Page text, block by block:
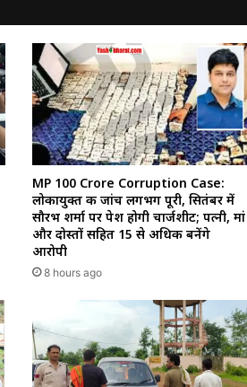
MP 100 Crore Corruption Case:
लोकायुक्त की जांच लगभग पूरी, सितंबर में
सौरभ शर्मा पर पेश होगी चार्जशीट; पत्नी, मां
और दोस्तों सहित 15 से अधिक बनेंगे
आरोपी
8 hours ago